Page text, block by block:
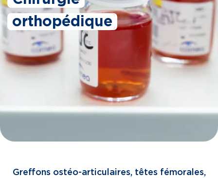
orthopédique
Greffons ostéo-articulaires, têtes fémorales,